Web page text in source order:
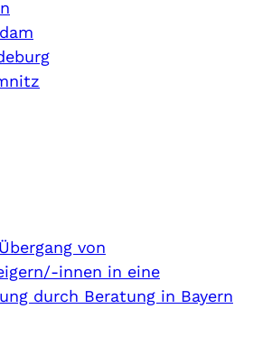
von
innen in eine
durch Beratung in Bayern